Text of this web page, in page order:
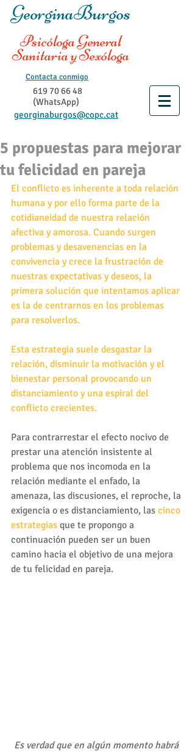
GeorginaBurgos
Psicóloga General
Sanitaria y Sexóloga
Contacta conmigo
619 70 66 48
(WhatsApp)
georginaburgos@copc.cat
5 propuestas para mejorar
tu felicidad en pareja
El conflicto es inherente a toda relación
humana y por ello forma parte de la
cotidianeidad de nuestra relación
afectiva y amorosa. Cuando surgen
problemas y desavenencias en la
convivencia y crece la frustración de
nuestras expectativas y deseos, la
primera solución que intentamos aplicar
es la de centrarnos en los problemas
para resolverlos.
Esta estrategia suele desgastar la
relación, disminuir la motivación y el
bienestar personal provocando un
distanciamiento y una espiral del
conflicto crecientes.
Para contrarrestar el efecto nocivo de
prestar una atención insistente al
problema que nos incomoda en la
relación mediante el enfado, la
amenaza, las discusiones, el reproche, la
exigencia o es distanciamiento, las cinco
estrategias que te propongo a
continuación pueden ser un buen
camino hacia el objetivo de una mejora
de tu felicidad en pareja.
Es verdad que en algún momento habrá